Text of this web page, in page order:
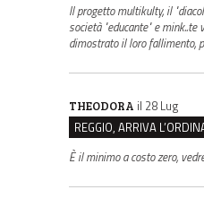
Il progetto multikulty, il
società "educante" e mink..te
dimostrato il loro fallimento,
THEODORA il 28 Lug
È il minimo a costo zero,